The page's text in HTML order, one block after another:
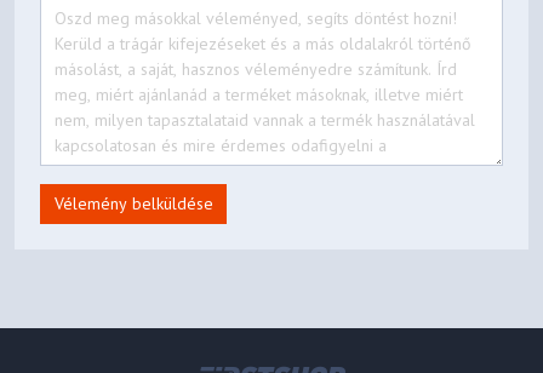
Vélemény belküldése